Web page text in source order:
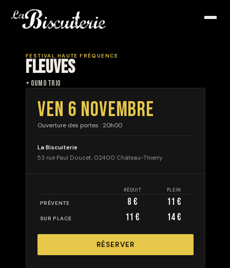
FESTIVAL HAUTE FRÉQUENCE
FLEUVES
+ OUMO TRIO
VEN 6 NOVEMBRE
Ouverture des portes : 20h00
La Biscuiterie
53 rue Paul Doucet, 02400 Château-Thierry
RÉDUIT PLEIN
PRÉVENTE 8 € 11 €
SUR PLACE 11 € 14 €
RÉSERVER